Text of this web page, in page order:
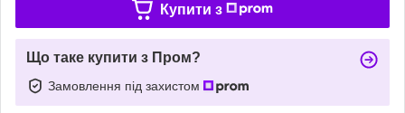
Купити з
Що таке купити з Пром?
Замовлення під захистом